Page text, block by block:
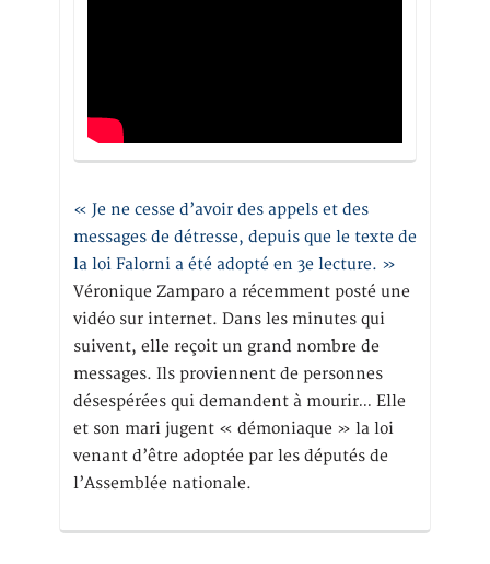
« Je ne cesse d’avoir des appels et des
messages de détresse, depuis que le texte de
la loi Falorni a été adopté en 3e lecture. »
Véronique Zamparo a récemment posté une
vidéo sur internet. Dans les minutes qui
suivent, elle reçoit un grand nombre de
messages. Ils proviennent de personnes
désespérées qui demandent à mourir… Elle
et son mari jugent « démoniaque » la loi
venant d’être adoptée par les députés de
l’Assemblée nationale.